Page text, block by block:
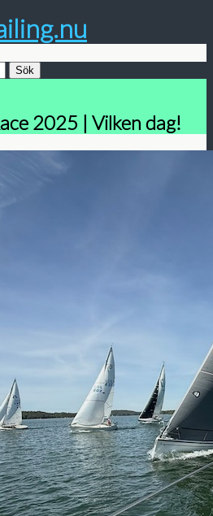
2025 | Vilken dag!